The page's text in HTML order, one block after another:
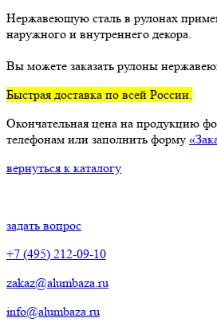
Нержавеющую сталь в рулонах
наружного и внутреннего декора.
Вы можете заказать рулоны
Быстрая доставка по всей России.
Окончательная цена на продукцию
телефонам или заполнить форму
вернуться к каталогу
задать вопрос
+7 (495) 212-09-10
zakaz@alumbaza.ru
info@alumbaza.ru